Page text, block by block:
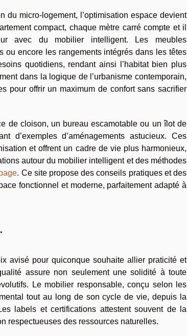
micro-logement, l’optimisation espace devient
compact, chaque mètre carré compte et il
avec du mobilier intelligent. Les meubles
ou encore les rangements intégrés dans les têtes
quotidiens, rendant ainsi l’habitat bien plus
dans la logique de l’urbanisme contemporain,
pour offrir un maximum de confort sans sacrifier
de cloison, un bureau escamotable ou un îlot de
d’exemples d’aménagements astucieux. Ces
et offrent un cadre de vie plus harmonieux,
autour du mobilier intelligent et des méthodes
. Ce site propose des conseils pratiques et des
fonctionnel et moderne, parfaitement adapté à
avisé pour quiconque souhaite allier praticité et
assure non seulement une solidité à toute
Le mobilier responsable, conçu selon les
tout au long de son cycle de vie, depuis la
labels et certifications attestent souvent de la
respectueuses des ressources naturelles.